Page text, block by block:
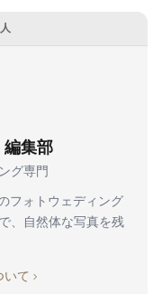
集部
グ専門
フォトウェディング
、自然体な写真を残
いて